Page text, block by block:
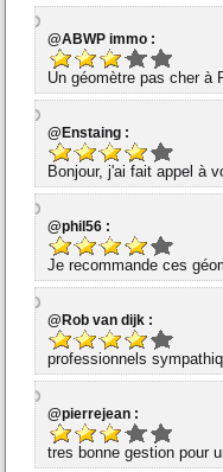
@ABWP immo :
Un géomètre pas cher à
@Enstaing :
Bonjour, j'ai fait appel à
@phil56 :
Je recommande ces
@Rob van dijk :
professionnels
@pierrejean :
tres bonne gestion pour